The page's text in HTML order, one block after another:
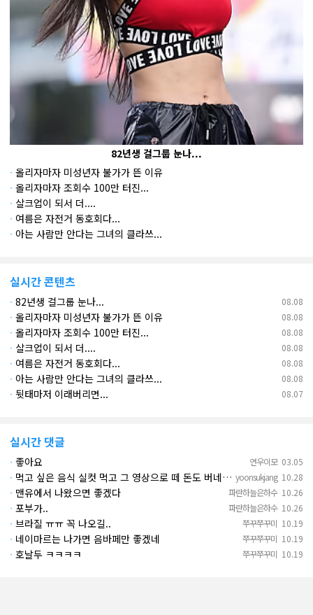
`
82년생 걸그룹 눈나...
· 올리자마자 미성년자 불가가 뜬 이유
· 올리자마자 조회수 100만 터진...
· 살크업이 되서 더....
· 여름은 자전거 동호회다...
· 아는 사람만 안다는 그녀의 클라쓰...
실시간 콘텐츠
08.08
· 82년생 걸그룹 눈나...
08.08
· 올리자마자 미성년자 불가가 뜬 이유
08.08
· 올리자마자 조회수 100만 터진...
08.08
· 살크업이 되서 더....
08.08
· 여름은 자전거 동호회다...
08.08
· 아는 사람만 안다는 그녀의 클라쓰...
08.07
· 뒷태마저 이래버리면...
실시간 댓글
연우이모 03.05
· 좋아요
yoonsukjang 10.28
· 먹고 싶은 음식 실컷 먹고 그 영상으로 떼 돈도 버네 ㄷㄷ. 하고 싶은 것만 하고 부자되네.
파란하늘은하수 10.26
· 맨유에서 나왔으면 좋겠다
파란하늘은하수 10.26
· 포부가..
쭈꾸쭈꾸미 10.19
· 브라질 ㅠㅠ 꼭 나오길..
쭈꾸쭈꾸미 10.19
· 네이마르는 나가면 음바페만 좋겠네
쭈꾸쭈꾸미 10.19
· 호날두 ㅋㅋㅋㅋ